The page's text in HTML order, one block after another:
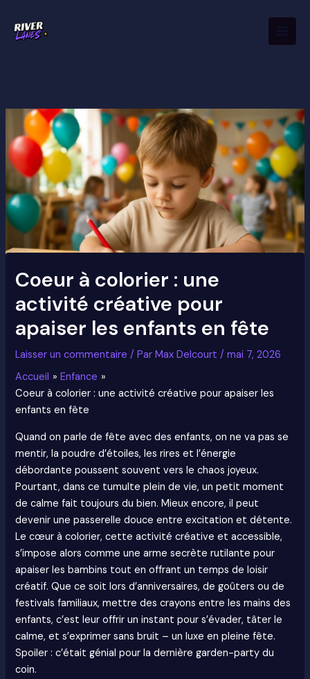
contenu
Coeur à colorier : une
activité créative pour
apaiser les enfants en fête
Laisser un commentaire / ParMax Delcourt/mai 7, 2026
Accueil
Enfance
Coeur à colorier : une activité créative pour apaiser les
enfants en fête
Quand on parle de fête avec des enfants, on ne va pas se
mentir, la poudre d’étoiles, les rires et l’énergie
débordante poussent souvent vers le chaos joyeux.
Pourtant, dans ce tumulte plein de vie, un petit moment
de calme fait toujours du bien. Mieux encore, il peut
devenir une passerelle douce entre excitation et détente.
Le cœur à colorier, cette activité créative et accessible,
s’impose alors comme une arme secrète rutilante pour
apaiser les bambins tout en offrant un temps de loisir
créatif. Que ce soit lors d’anniversaires, de goûters ou de
festivals familiaux, mettre des crayons entre les mains des
enfants, c’est leur offrir un instant pour s’évader, tâter le
calme, et s’exprimer sans bruit – un luxe en pleine fête.
Spoiler : c’était génial pour la dernière garden-party du
coin.